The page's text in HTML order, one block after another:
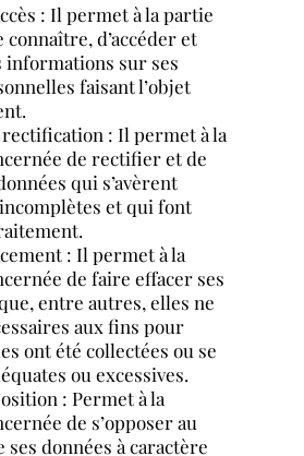
: Il permet à la partie
d’accéder et
informations sur ses
faisant l’objet
: Il permet à la
de rectifier et de
qui s’avèrent
et qui font
: Il permet à la
de faire effacer ses
entre autres, elles ne
aux fins pour
ont été collectées ou se
ou excessives.
: Permet à la
de s’opposer au
données à caractère